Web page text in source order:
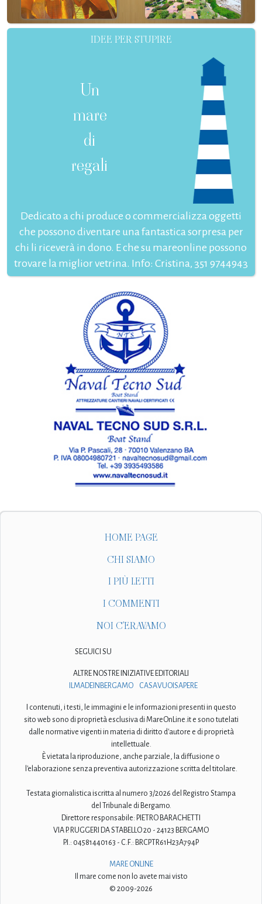
IDEE PER STUPIRE
Un
mare
di
regali
Dedicato a chi produce o commercializza oggetti
che possono diventare una fantastica sorpresa per
chi li riceverà in dono. E che su mareonline possono
trovare la miglior vetrina. Info: Cristina, 351 9744943
HOME PAGE
CHI SIAMO
I PIÙ LETTI
I COMMENTI
NOI C'ERAVAMO
SEGUICI SU
ALTRE NOSTRE INIZIATIVE EDITORIALI
ILMADEINBERGAMO
CASAVUOISAPERE
I contenuti, i testi, le immagini e le informazioni presenti in questo
sito web sono di proprietà esclusiva di MareOnLine.it e sono tutelati
dalle normative vigenti in materia di diritto d'autore e di proprietà
intellettuale.
È vietata la riproduzione, anche parziale, la diffusione o
l'elaborazione senza preventiva autorizzazione scritta del titolare.
Testata giornalistica iscritta al numero 3/2026 del Registro Stampa
del Tribunale di Bergamo.
Direttore responsabile: PIETRO BARACHETTI
VIA P. RUGGERI DA STABELLO 20 - 24123 BERGAMO
P.I.: 04581440163 - C.F.: BRCPTR61H23A794P
MARE ONLINE
Il mare come non lo avete mai visto
© 2009-2026